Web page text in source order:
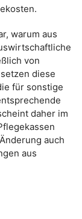
warum aus
von
diese
für sonstige
daher im
auch
aus